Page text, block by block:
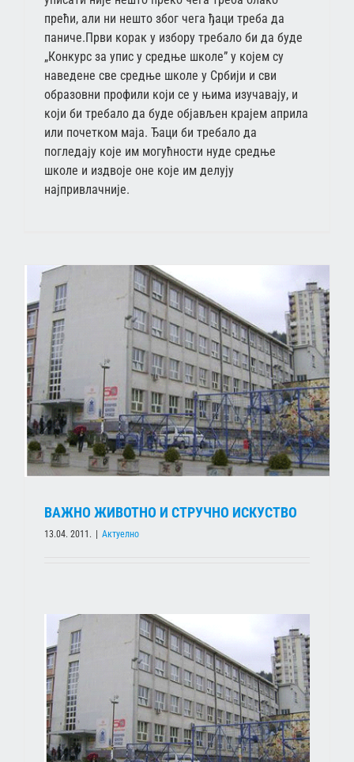
прећи, али ни нешто због чега ђаци треба да
паниче.Први корак у избору требало би да буде
„Конкурс за упис у средње школе” у којем су
наведене све средње школе у Србији и сви
образовни профили који се у њима изучавају, и
који би требало да буде објављен крајем априла
или почетком маја. Ђаци би требало да
погледају које им могућности нуде средње
школе и издвоје оне које им делују
најпривлачније.
ВАЖНО ЖИВОТНО И СТРУЧНО ИСКУСТВО
13.04. 2011. | Актуелно